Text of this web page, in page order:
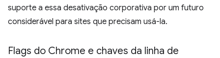
suporte a essa desativação corporativa por um futuro
considerável para sites que precisam usá-la.
Flags do Chrome e chaves da linha de